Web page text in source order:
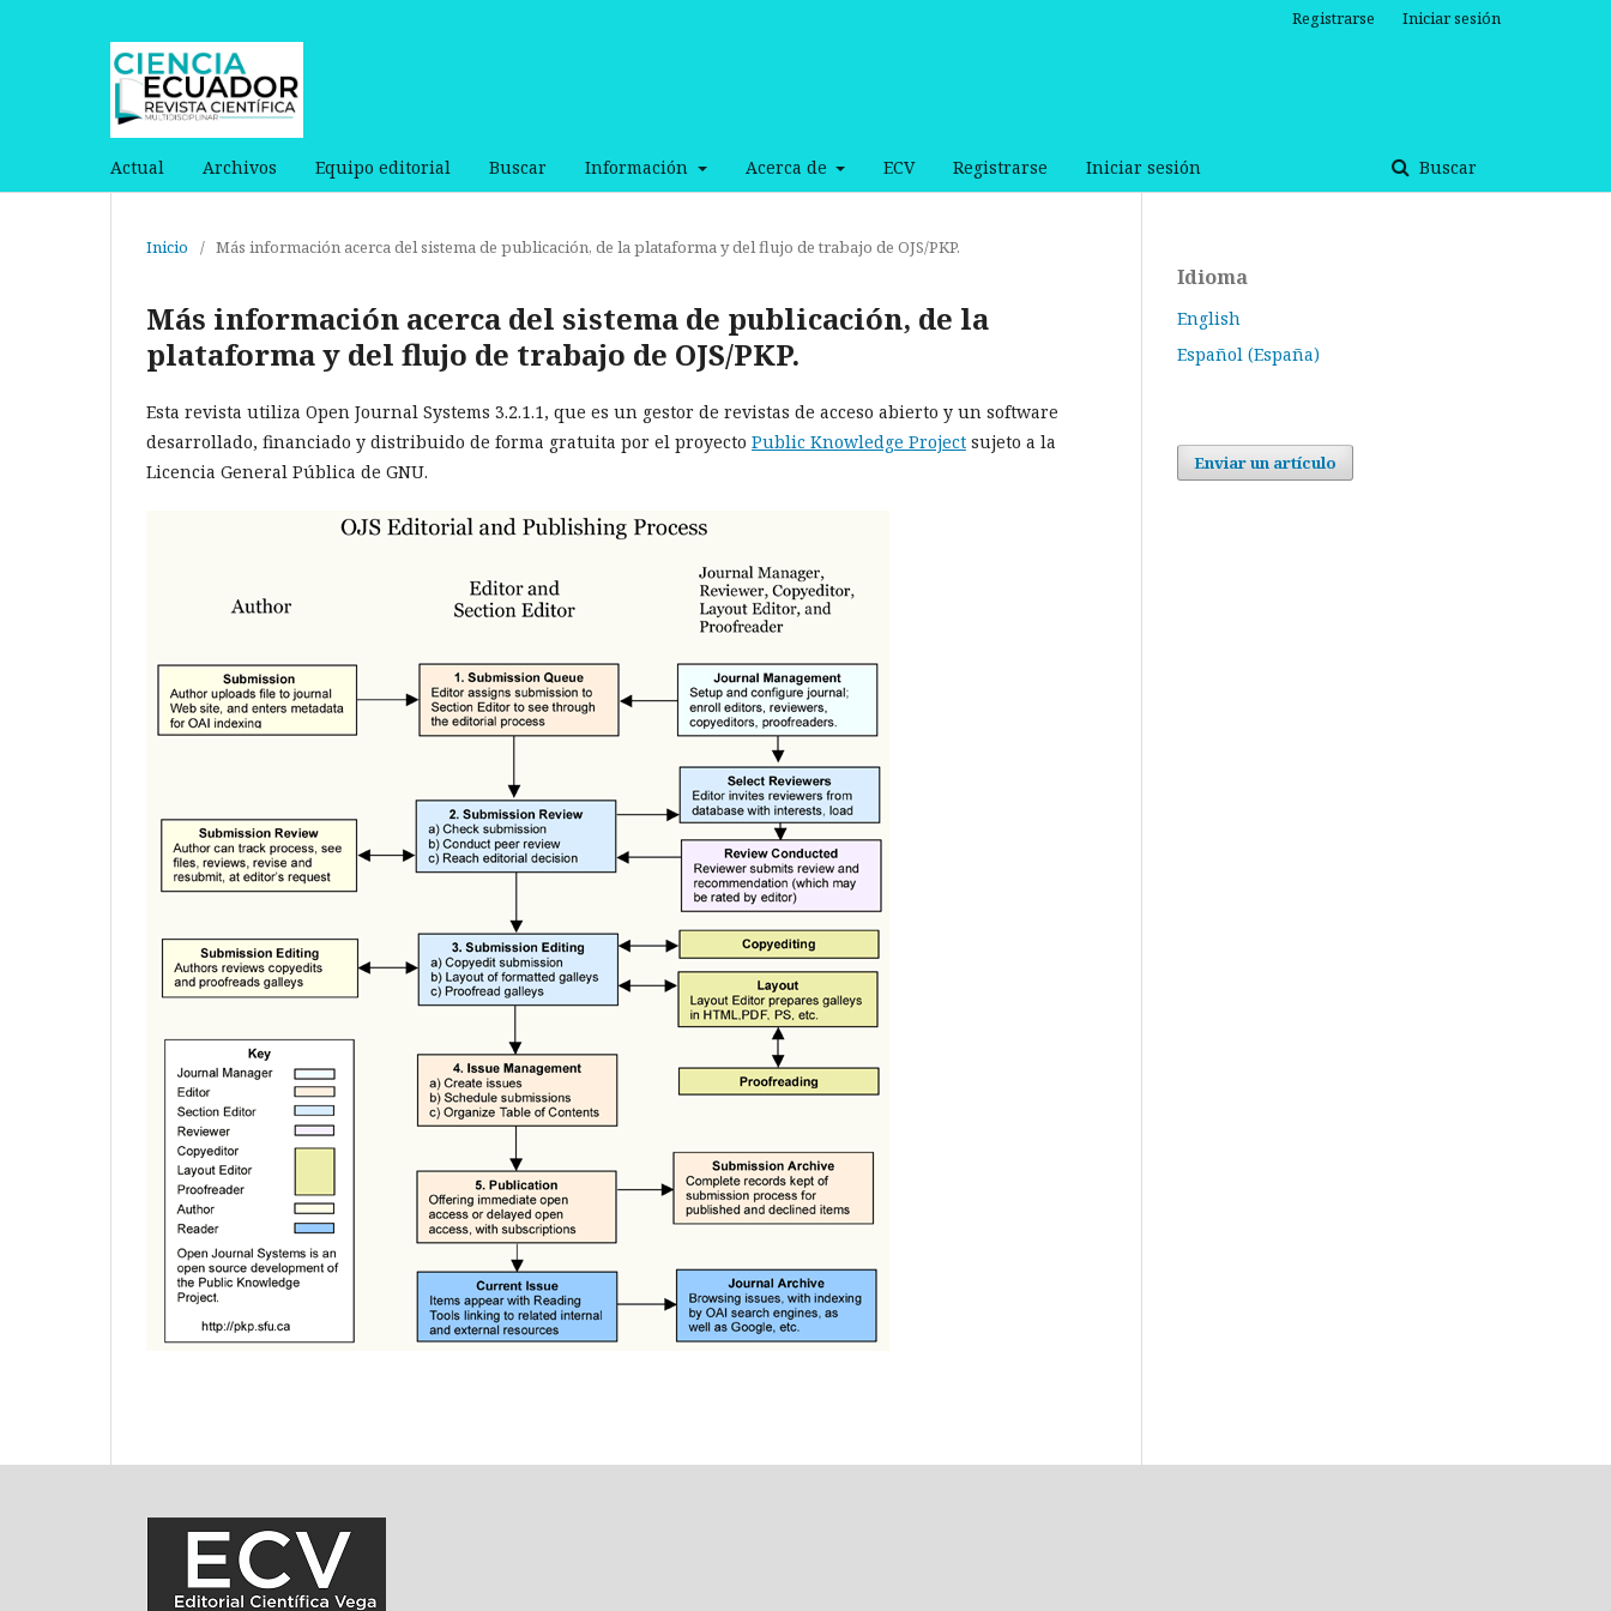
Actual Archivos Equipo editorial Buscar Información Acerca de ECV Registrarse Iniciar sesión Buscar
Registrarse Iniciar sesión
Inicio / Más información acerca del sistema de publicación, de la plataforma y del flujo de trabajo de OJS/PKP.
Más información acerca del sistema de publicación, de la
plataforma y del flujo de trabajo de OJS/PKP.
Esta revista utiliza Open Journal Systems 3.2.1.1, que es un gestor de revistas de acceso abierto y un software
desarrollado, financiado y distribuido de forma gratuita por el proyecto Public Knowledge Project sujeto a la
Licencia General Pública de GNU.
Idioma
English
Español (España)
Enviar un artículo